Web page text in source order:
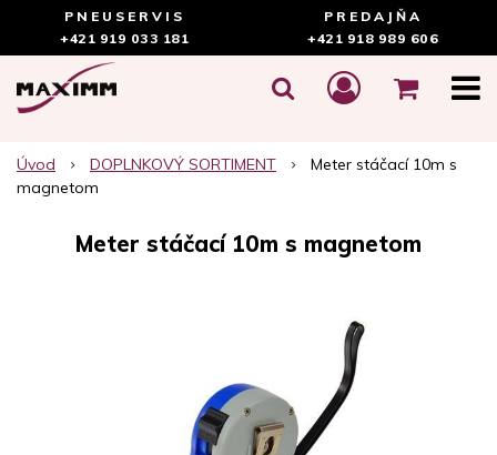
PNEUSERVIS
+421 919 033 181
PREDAJŇA
+421 918 989 606
Úvod DOPLNKOVÝ SORTIMENT
Meter stáčací 10m s
magnetom
Meter stáčací 10m s magnetom